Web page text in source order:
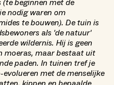
beginnen met de
nodig waren om
te bouwen). De tuin is
als 'de natuur'
wildernis. Hij is geen
moeras, maar bestaat uit
paden. In tuinen tref je
met de menselijke